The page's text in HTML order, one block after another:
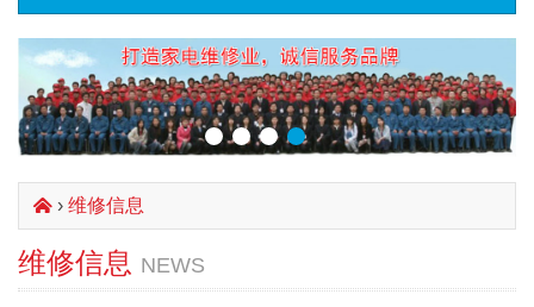
󰄫 › 维修信息
维修信息 NEWS